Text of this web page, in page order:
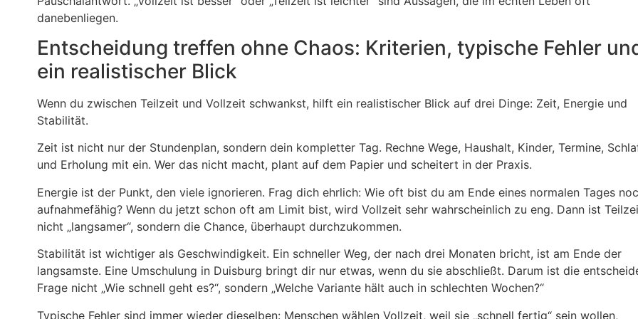
danebenliegen.
Entscheidung treffen ohne Chaos: Kriterien, typische Fehler
ein realistischer Blick
Wenn du zwischen Teilzeit und Vollzeit schwankst, hilft ein realistischer Blick auf drei Dinge: Zeit, Energie und
Stabilität.
Zeit ist nicht nur der Stundenplan, sondern dein kompletter Tag. Rechne Wege, Haushalt, Kinder, Termine,
und Erholung mit ein. Wer das nicht macht, plant auf dem Papier und scheitert in der Praxis.
Energie ist der Punkt, den viele ignorieren. Frag dich ehrlich: Wie oft bist du am Ende eines normalen Tages
aufnahmefähig? Wenn du jetzt schon oft am Limit bist, wird Vollzeit sehr wahrscheinlich zu eng. Dann ist
nicht „langsamer“, sondern die Chance, überhaupt durchzukommen.
Stabilität ist wichtiger als Geschwindigkeit. Ein schneller Weg, der nach drei Monaten bricht, ist am Ende der
langsamste. Eine Umschulung in Duisburg bringt dir nur etwas, wenn du sie abschließt. Darum ist die
Frage nicht „Wie schnell geht es?“, sondern „Welche Variante hält auch in schlechten Wochen?“
Typische Fehler sind immer wieder dieselben: Menschen wählen Vollzeit, weil sie „schnell fertig“ sein wollen,